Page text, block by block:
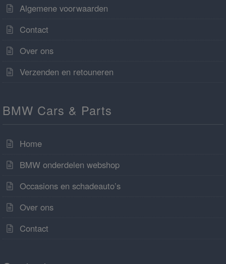
Algemene voorwaarden
Contact
Over ons
Verzenden en retouneren
BMW Cars & Parts
Home
BMW onderdelen webshop
Occasions en schadeauto’s
Over ons
Contact